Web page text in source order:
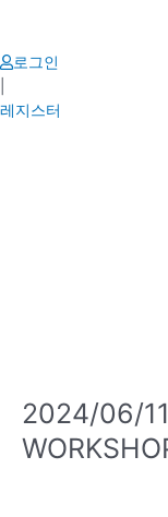
content
로그인
레지스터
2024/06/